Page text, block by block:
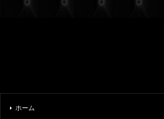
ホーム